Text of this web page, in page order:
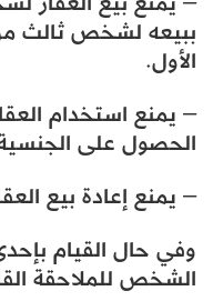
ببيعه لشخص
الأول.
– يمنع استخدام
الحصول على
– يمنع إعادة بيع
وفي حال القيام
الشخص للملاحقة